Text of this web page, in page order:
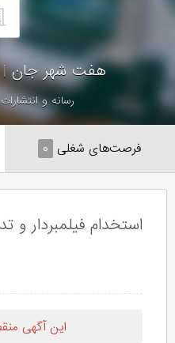
هفت شهر جان|
jan
رسانه و انتشارات
فرصت‌های شغلی ۰
استخدام فیلمبردار و
این آگهی